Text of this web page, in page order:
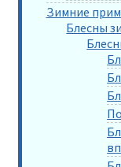
Зимние
Блесны